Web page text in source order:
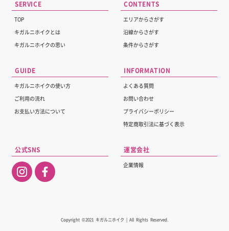
SERVICE
TOP
キガルニホイクとは
キガルニホイクの思い
CONTENTS
エリアからさがす
沿線からさがす
条件からさがす
公式SNS
GUIDE
キガルニホイクの使い方
ご利用の流れ
お支払い方法について
INFORMATION
よくある質問
お問い合わせ
プライバシーポリシー
特定商取引法に基づく表示
運営会社
企業情報
Copyright ©2021 キガルニホイク | All Rights Reserved.